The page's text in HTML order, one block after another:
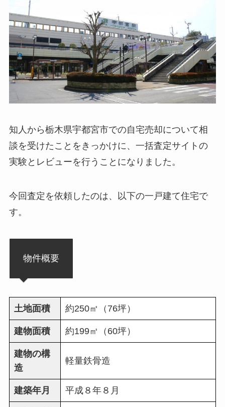
知人から栃木県宇都宮市での自宅売却について相
談を受けたことをきっかけに、一括査定サイトの
実験とレビューを行うことになりました。
今回査定を依頼したのは、以下の一戸建て住宅で
す。
物件概要
土地面積 約250㎡（76坪）
建物面積 約199㎡（60坪）
建物の構
造
軽量鉄骨造
建築年月 平成８年８月